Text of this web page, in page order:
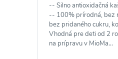
-- Silno antioxidačná
-- 100% prírodná, bez
bez pridaného cukru,
Vhodná pre deti od 2
na prípravu v MioMa...
Odber noviniek a